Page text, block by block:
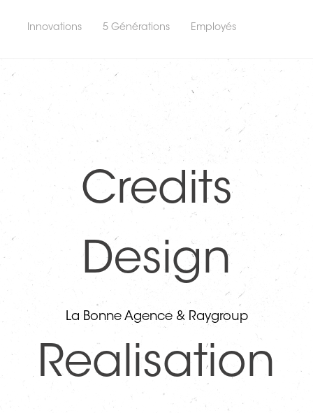
Innovations 5 Générations Employés
Credits
Design
La Bonne Agence & Raygroup
Realisation